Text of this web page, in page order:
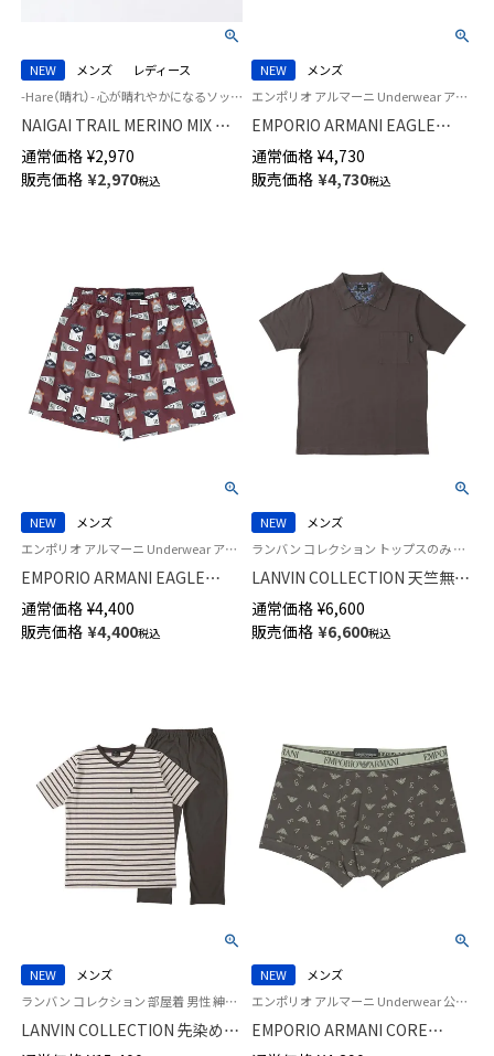
NEW メンズ
レディース
-Hare（晴れ）- 心が晴れやかになるソックス 登山 メンズ レディース ユニセックス
NAIGAI TRAIL MERINO MIX ×
TIE DYE 登山系インフルエンサ
ー百花さんコラボソックス 足底
パイル メリノウール混 リブ タ
通常価格 ¥2,970
販売価格 ¥2,970税込
NEW
メンズ
エンポリオ アルマーニ Underwear アンダーウェア 紳士 下着 男性
EMPORIO ARMANI EAGLE
CREST イーグル クレス コット
ン ウーブン トランクス 【LL】 前
開き 日本サイズ メンズ
通常価格 ¥4,730
販売価格 ¥4,730税込
NEW
メンズ
エンポリオ アルマーニ Underwear アンダーウェア 紳士 下着 男性
EMPORIO ARMANI EAGLE
CREST イーグル クレス コット
ン ウーブン トランクス 【M/L】
前開き 日本サイズ メンズ
通常価格 ¥4,400
販売価格 ¥4,400税込
NEW
メンズ
ランバン コレクション トップスのみ 部屋着 男性 紳士 紳士 ラウンジウェアパジャマ
LANVIN COLLECTION 天竺無地
アロハ 半袖 Tシャツ 【M Lサイ
ズ】メンズ 54464011
通常価格 ¥6,600
販売価格 ¥6,600税込
NEW
メンズ
ランバン コレクション 部屋着 男性 紳士 紳士 ラウンジウェア
LANVIN COLLECTION 先染め天
竺杢ボーダー パジャマ 上下セ
NEW
メンズ
エンポリオ アルマーニ Underwear 公式オンラインショップ 紳士 下着
EMPORIO ARMANI CORE
LOGOBAND コア ロゴバンド ボ